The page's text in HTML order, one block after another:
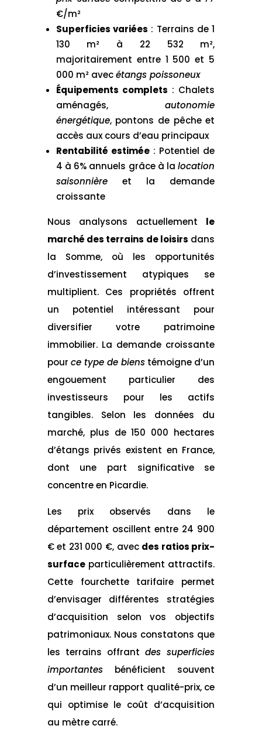
€/m²
Superficies variées : Terrains de 1
130 m² à 22 532 m²,
majoritairement entre 1 500 et 5
000 m² avecétangs poissoneux
Équipements complets : Chalets
aménagés,autonomie
énergétique, pontons de pêche et
accès aux cours d’eau principaux
Rentabilité estimée: Potentiel de
4 à 6% annuels grâce à lalocation
saisonnièreet la demande
croissante
Nous analysons actuellement le
marché des terrains de loisirs dans
la Somme, où les opportunités
d’investissement atypiques se
multiplient. Ces propriétés offrent
un potentiel intéressant pour
diversifier votre patrimoine
immobilier. La demande croissante
pour ce type de biens témoigne d’un
engouement particulier des
investisseurs pour les actifs
tangibles. Selon les données du
marché, plus de 150 000 hectares
d’étangs privés existent en France,
dont une part significative se
concentre en Picardie.
Les prix observés dans le
département oscillent entre 24 900
€ et 231 000 €, avec des ratios prix-
surfaceparticulièrement attractifs.
Cette fourchette tarifaire permet
d’envisager différentes stratégies
d’acquisition selon vos objectifs
patrimoniaux. Nous constatons que
les terrains offrantdes superficies
importantesbénéficient souvent
d’un meilleur rapport qualité-prix, ce
qui optimise le coût d’acquisition
au mètre carré.